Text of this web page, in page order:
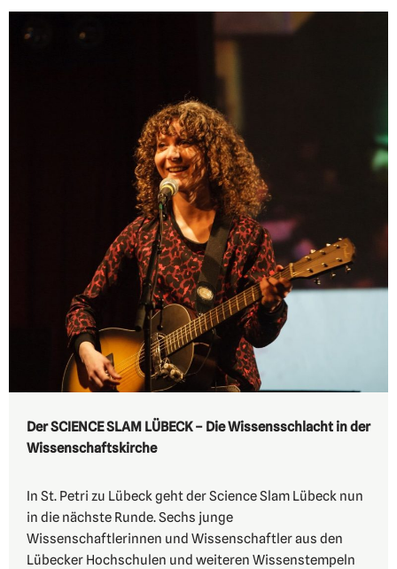
Der SCIENCE SLAM LÜBECK – Die Wissensschlacht in der
Wissenschaftskirche
In St. Petri zu Lübeck geht der Science Slam Lübeck nun
in die nächste Runde. Sechs junge
Wissenschaftlerinnen und Wissenschaftler aus den
Lübecker Hochschulen und weiteren Wissenstempeln